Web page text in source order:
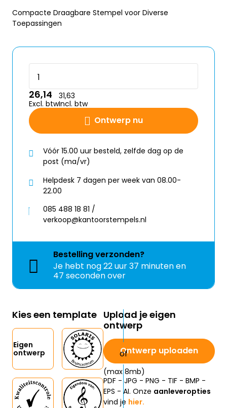
Compacte Draagbare Stempel voor Diverse
Toepassingen
Ontwerp nu
26,14
Excl. btw
31,63
Incl. btw
Vóór 15.00 uur besteld, zelfde dag op de
post (ma/vr)
Helpdesk 7 dagen per week van 08.00-
22.00
085 488 18 81 /
verkoop@kantoorstempels.nl
Bestellingverzonden?
Je hebt nog22 uur 37 minuten en
46 seconden over
Kies een template
Eigen
ontwerp
Upload je eigen
ontwerp
Ontwerp uploaden
(max 8mb)
PDF - JPG - PNG - TIF - BMP -
EPS - AI. Onze aanleveropties
vind je hier.